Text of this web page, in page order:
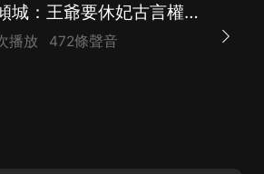
非我傾城：王爺要休妃古言權謀多人劇丨梁小漁領銜
播放 472條聲音